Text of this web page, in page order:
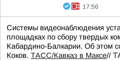
17:56
Системы видеонаблюдения
площадках по сбору твердых
Кабардино-Балкарии. Об этом
Коков. ТАСС/Кавказ в Максе//